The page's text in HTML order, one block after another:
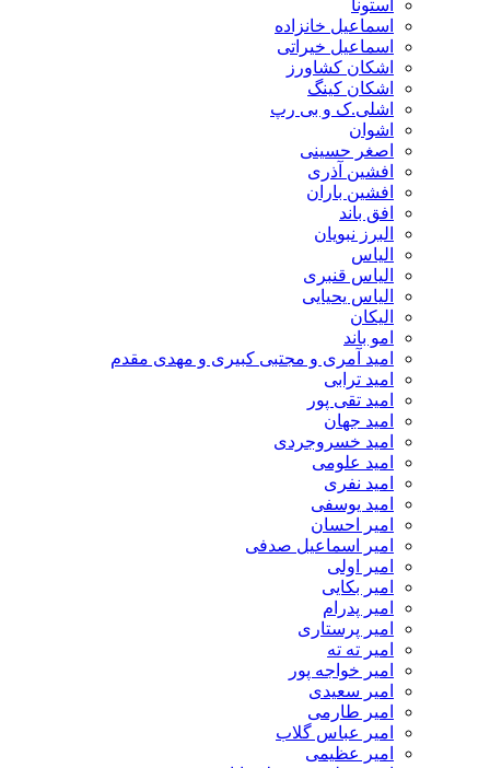
استونا
اسماعیل خانزاده
اسماعیل خیراتی
اشکان کشاورز
اشکان کینگ
اشلی.ک و بی رپ
اشوان
اصغر حسینی
افشین آذری
افشین باران
افق باند
البرز نبویان
الیاس
الیاس قنبرى
الیاس یحیایی
الیکان
امو باند
امید آمری و مجتبی کبیری و مهدى مقدم
امید ترابی
امید تقی پور
امید جهان
امید خسروجردی
امید علومی
امید نفری
امید یوسفی
امیر احسان
امیر اسماعیل صدفی
امیر اولی
امیر بکایی
امیر پدرام
امیر پرستاری
امیر ته ته
امیر خواجه پور
امیر سعیدی
امیر طارمی
امیر عباس گلاب
امیر عظیمی